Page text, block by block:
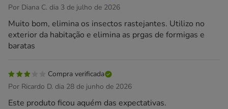
Por Diana C. dia 3 de julho de 2026
Muito bom, elimina os insectos rastejantes. Utilizo no
exterior da habitação e elimina as prgas de formigas e
baratas
Compra verificada
Por Ricardo D. dia 28 de junho de 2026
Este produto ficou aquém das expectativas.